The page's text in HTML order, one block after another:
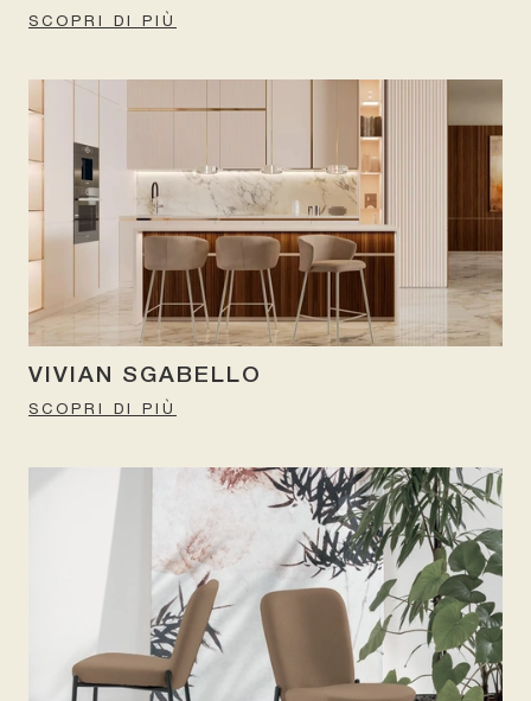
SCOPRI DI PIÙ
VIVIAN SGABELLO
SCOPRI DI PIÙ